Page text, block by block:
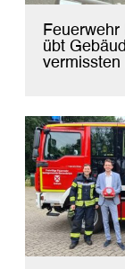
Feuerwehr
übt
vermissten